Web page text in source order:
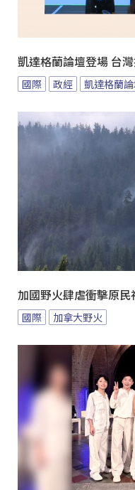
凱達格蘭論壇登場 台
國際 政經 凱達格蘭
加國野火肆虐衝擊原
國際 加拿大野火